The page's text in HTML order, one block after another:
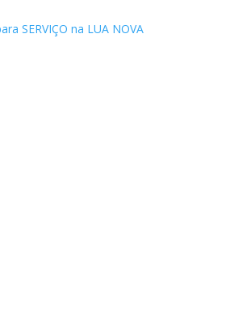
SERVIÇO na LUA NOVA